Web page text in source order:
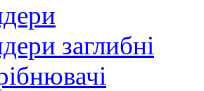
заглибні